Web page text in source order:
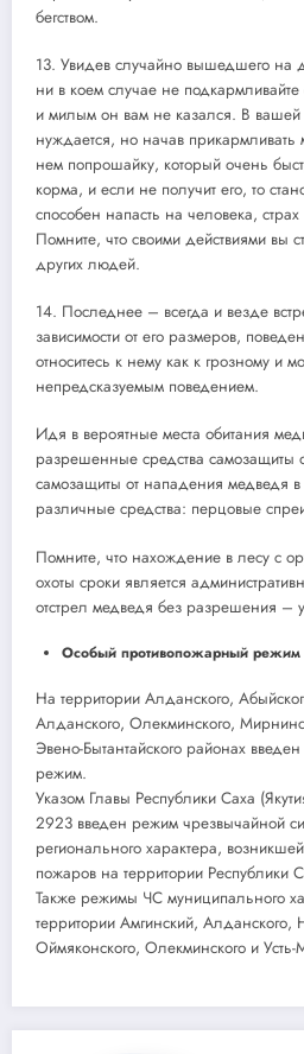
бегством.
13. Увидев случайно вышедшего на
ни в коем случае не
и милым он вам не казался. В
нуждается, но начав прикармливать
нем попрошайку, который очень
корма, и если не получит его, то
способен напасть на человека,
Помните, что своими действиями вы
других людей.
14. Последнее – всегда и везде
зависимости от его размеров,
относитесь к нему как к грозному и
непредсказуемым поведением.
Идя в вероятные места обитания
разрешенные средства самозащиты
самозащиты от нападения медведя в
различные средства: перцовые
Помните, что нахождение в лесу с
охоты сроки является
отстрел медведя без разрешения –
Особый противопожарный режим
На территории Алданского,
Алданского, Олекминского,
Эвено-Бытантайского районах
режим.
Указом Главы Республики Саха
2923 введен режим чрезвычайной
регионального характера,
пожаров на территории Республики
Также режимы ЧС муниципального
территории Амгинский, Алданского,
Оймяконского, Олекминского и Усть-